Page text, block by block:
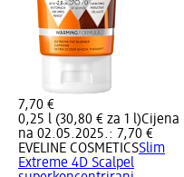
7,70 €
0,25 l (30,80 € za 1 l)Cijena
na 02.05.2025.: 7,70 €
EVELINE COSMETICSSlim
Extreme 4D Scalpel